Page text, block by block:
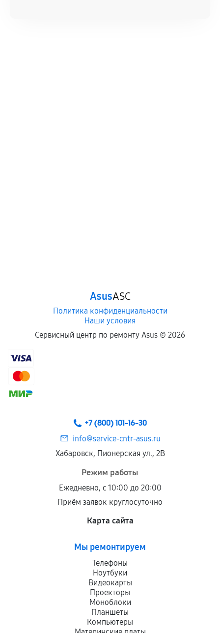
AsusASC
Политика конфиденциальности
Наши условия
Сервисный центр по ремонту Asus © 2026
+7 (800) 101-16-30
info@service-cntr-asus.ru
Хабаровск, Пионерская ул., 2В
Режим работы
Ежедневно, с 10:00 до 20:00
Приём заявок круглосуточно
Карта сайта
Мы ремонтируем
Телефоны
Ноутбуки
Видеокарты
Проекторы
Моноблоки
Планшеты
Компьютеры